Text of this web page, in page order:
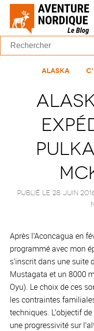
Alaska
Publié le 28 juin
Après l’Aconcagua en
programmé avec mon
s’inscrit dans une suite
Mustagata et un 8000
Oyu). Le choix de ces
les contraintes
techniques. L’objectif
une progressivité sur